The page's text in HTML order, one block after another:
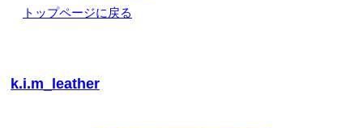
トップページに戻る
k.i.m_leather